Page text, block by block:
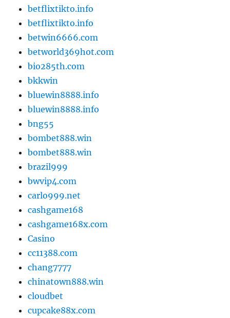
betflixtikto.info
betflixtikto.info
betwin6666.com
betworld369hot.com
bio285th.com
bkkwin
bluewin8888.info
bluewin8888.info
bng55
bombet888.win
bombet888.win
brazil999
bwvip4.com
carlo999.net
cashgame168
cashgame168x.com
Casino
cc11388.com
chang7777
chinatown888.win
cloudbet
cupcake88x.com